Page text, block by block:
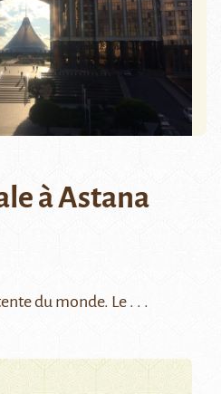
à Astana
du monde. Le . . .